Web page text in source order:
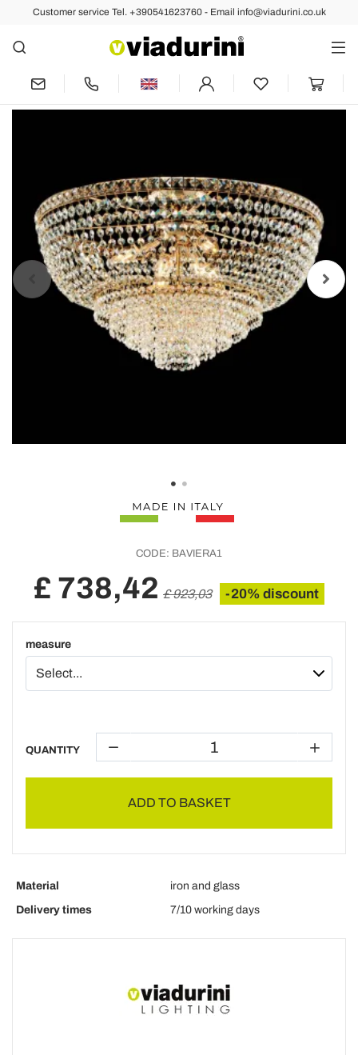
Customer service Tel. +390541623760 - Email info@viadurini.co.uk
Back Previous Next
Golden Iron Ceiling Light with
Rhinestones Made in Italy - Bavaria
CODE: BAVIERA1
£ 738,42 £ 923,03 -20% discount
measure
QUANTITY
ADD TO BASKET
Material
iron and glass
Delivery times
7/10 working days